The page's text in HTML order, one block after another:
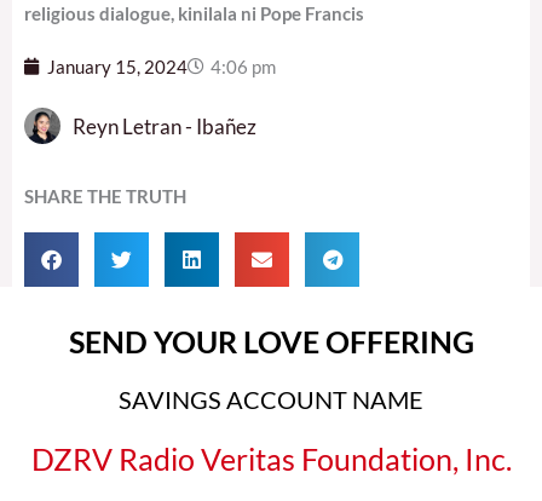
religious dialogue, kinilala ni Pope Francis
January 15, 2024 4:06 pm
Reyn Letran - Ibañez
SHARE THE TRUTH
SEND YOUR LOVE OFFERING
SAVINGS ACCOUNT NAME
DZRV Radio Veritas Foundation, Inc.